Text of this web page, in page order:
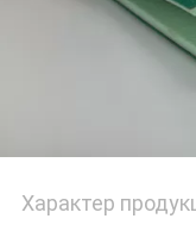
Характер